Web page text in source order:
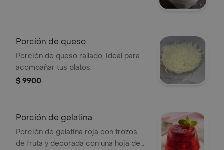
Porción de queso
Porción de queso rallado, ideal para
acompañar tus platos.
$ 9900
Porción de gelatina
Porción de gelatina roja con trozos
de fruta y decorada con una hoja de